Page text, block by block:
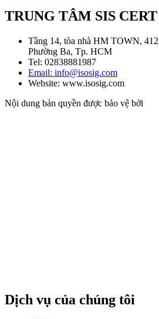
TRUNG TÂM SIS CERT
Tầng 14, tòa nhà HM TOWN,
Phường Ba, Tp. HCM
Tel: 02838881987
Email: info@isosig.com
Website: www.isosig.com
Nội dung bản quyền được bảo vệ bởi
Dịch vụ của chúng tôi